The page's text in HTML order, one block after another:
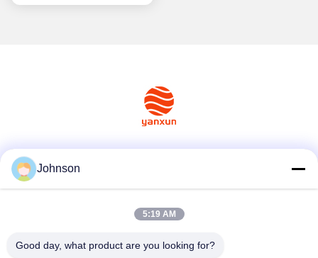
어 게이밍 스크린
Tel
Johnson
5:19 AM
Good day, what product are you looking for?